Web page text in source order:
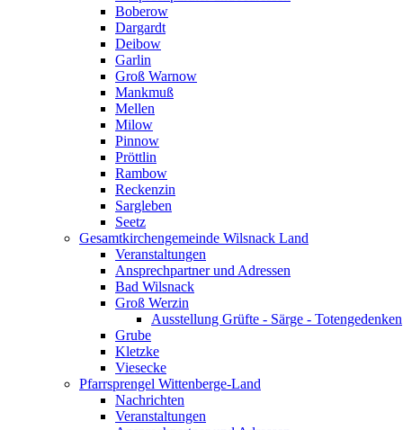
Boberow
Dargardt
Deibow
Garlin
Groß Warnow
Mankmuß
Mellen
Milow
Pinnow
Pröttlin
Rambow
Reckenzin
Sargleben
Seetz
Gesamtkirchengemeinde Wilsnack Land
Veranstaltungen
Ansprechpartner und Adressen
Bad Wilsnack
Groß Werzin
Ausstellung Grüfte - Särge - Totengedenken
Grube
Kletzke
Viesecke
Pfarrsprengel Wittenberge-Land
Nachrichten
Veranstaltungen